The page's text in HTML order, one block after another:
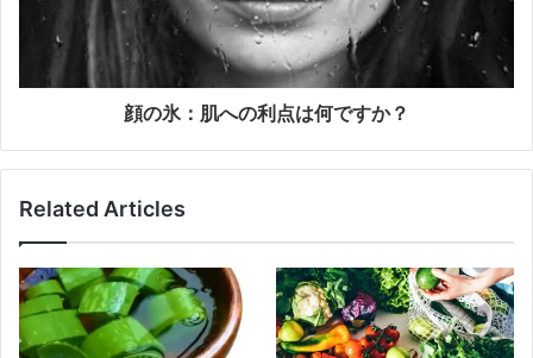
顔の氷：肌への利点は何ですか？
Related Articles